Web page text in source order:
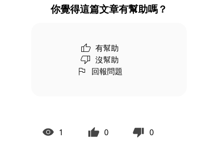
你覺得這篇文章有幫助嗎？
有幫助
沒幫助
回報問題
1 0 0